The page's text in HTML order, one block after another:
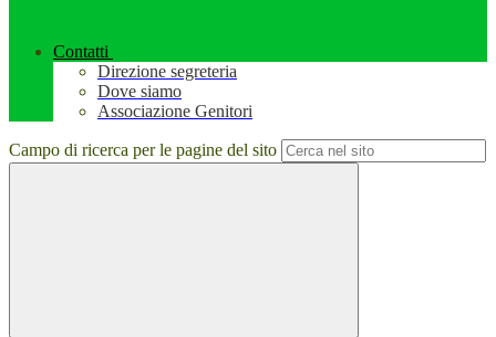
Contatti
Direzione segreteria
Dove siamo
Associazione Genitori
Campo di ricerca per le pagine del sito